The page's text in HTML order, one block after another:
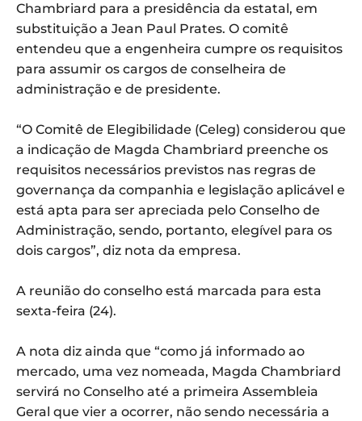
Chambriard para a presidência da estatal, em
substituição a Jean Paul Prates. O comitê
entendeu que a engenheira cumpre os requisitos
para assumir os cargos de conselheira de
administração e de presidente.
“O Comitê de Elegibilidade (Celeg) considerou que
a indicação de Magda Chambriard preenche os
requisitos necessários previstos nas regras de
governança da companhia e legislação aplicável e
está apta para ser apreciada pelo Conselho de
Administração, sendo, portanto, elegível para os
dois cargos”, diz nota da empresa.
A reunião do conselho está marcada para esta
sexta-feira (24).
A nota diz ainda que “como já informado ao
mercado, uma vez nomeada, Magda Chambriard
servirá no Conselho até a primeira Assembleia
Geral que vier a ocorrer, não sendo necessária a